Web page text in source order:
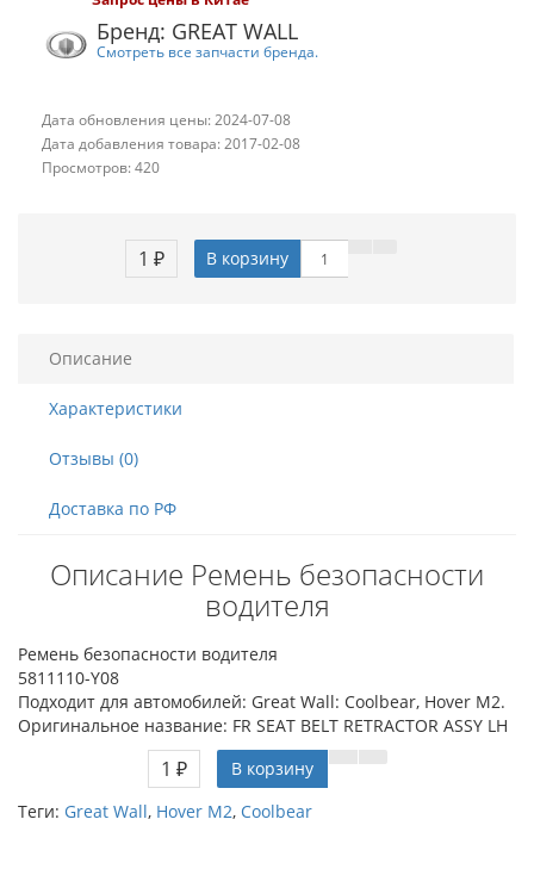
Бренд: GREAT WALL
Смотреть все запчасти бренда.
Дата обновления цены: 2024-07-08
Дата добавления товара: 2017-02-08
Просмотров: 420
1 ₽ В корзину
Описание
Характеристики
Отзывы (0)
Доставка по РФ
Описание Ремень безопасности
водителя
Ремень безопасности водителя
5811110-Y08
Подходит для автомобилей: Great Wall: Coolbear, Hover M2.
Оригинальное название: FR SEAT BELT RETRACTOR ASSY LH
1 ₽
В корзину
Теги: Great Wall, Hover M2, Coolbear